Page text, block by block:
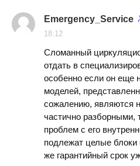
Emergency_Service
18:12
Сломанный
отдать в
особенно если он еще
моделей,
сожалению, являются
частично разборными,
проблем с его
подлежат целые
же гарантийный срок